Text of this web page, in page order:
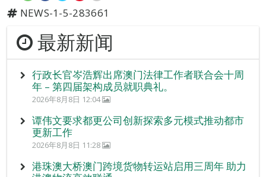
NEWS-1-5-283661
最新新闻
行政长官岑浩辉出席澳门法律工作者联合会十周
年 – 第四届架构成员就职典礼。
2026年8月8日 12:04
谭伟文要求都更公司创新探索多元模式推动都市
更新工作
2026年8月8日 11:28
港珠澳大桥澳门跨境货物转运站启用三周年 助力